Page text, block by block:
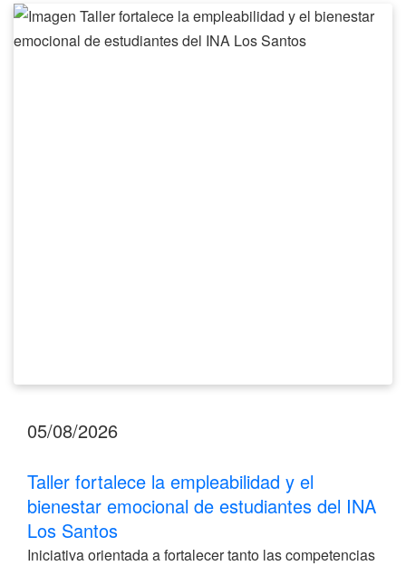
Taller
fortalece
05/08/2026
Taller fortalece la empleabilidad y el
bienestar emocional de estudiantes del INA
Los Santos
Iniciativa orientada a fortalecer tanto las competencias